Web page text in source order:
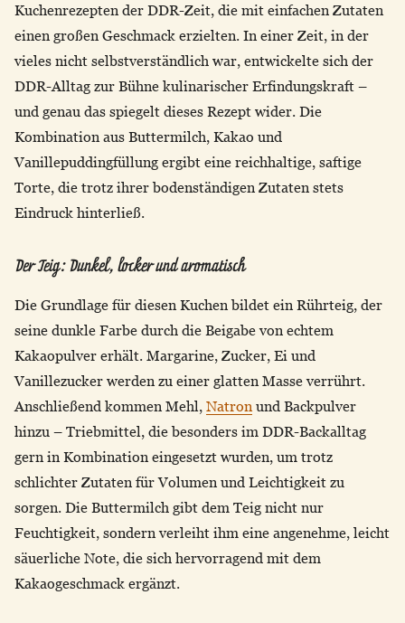
Kuchenrezepten der DDR-Zeit, die mit einfachen Zutaten
einen großen Geschmack erzielten. In einer Zeit, in der
vieles nicht selbstverständlich war, entwickelte sich der
DDR-Alltag zur Bühne kulinarischer Erfindungskraft –
und genau das spiegelt dieses Rezept wider. Die
Kombination aus Buttermilch, Kakao und
Vanillepuddingfüllung ergibt eine reichhaltige, saftige
Torte, die trotz ihrer bodenständigen Zutaten stets
Eindruck hinterließ.
Der Teig: Dunkel, locker und aromatisch
Die Grundlage für diesen Kuchen bildet ein Rührteig, der
seine dunkle Farbe durch die Beigabe von echtem
Kakaopulver erhält. Margarine, Zucker, Ei und
Vanillezucker werden zu einer glatten Masse verrührt.
Anschließend kommen Mehl, Natron und Backpulver
hinzu – Triebmittel, die besonders im DDR-Backalltag
gern in Kombination eingesetzt wurden, um trotz
schlichter Zutaten für Volumen und Leichtigkeit zu
sorgen. Die Buttermilch gibt dem Teig nicht nur
Feuchtigkeit, sondern verleiht ihm eine angenehme, leicht
säuerliche Note, die sich hervorragend mit dem
Kakaogeschmack ergänzt.